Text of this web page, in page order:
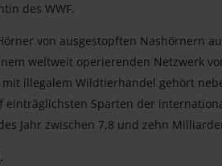
des WWF.
von ausgestopften Nashörnern
weltweit operierenden Netzwerk
illegalem Wildtierhandel gehört
einträglichsten Sparten der
Jahr zwischen 7,8 und zehn
.